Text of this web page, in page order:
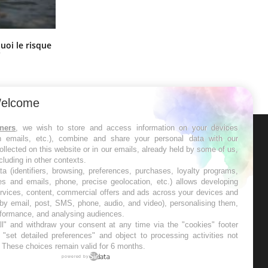
le risque
les semaines les meilleures
, we wish to store and access information on your devices
emails, etc.), combine and share your personal data with our
on this website or in our emails, already held by some of us,
in other contexts.
(identifiers, browsing, preferences, purchases, loyalty programs,
and emails, phone, precise geolocation, etc.) allows developing
content, commercial offers and ads across your devices and
email, post, SMS, phone, audio, and video), personalising them,
and analysing audiences.
and withdraw your consent at any time via the "cookies" footer
detailed preferences" and object to processing activities not
choices remain valid for 6 months.
powered by